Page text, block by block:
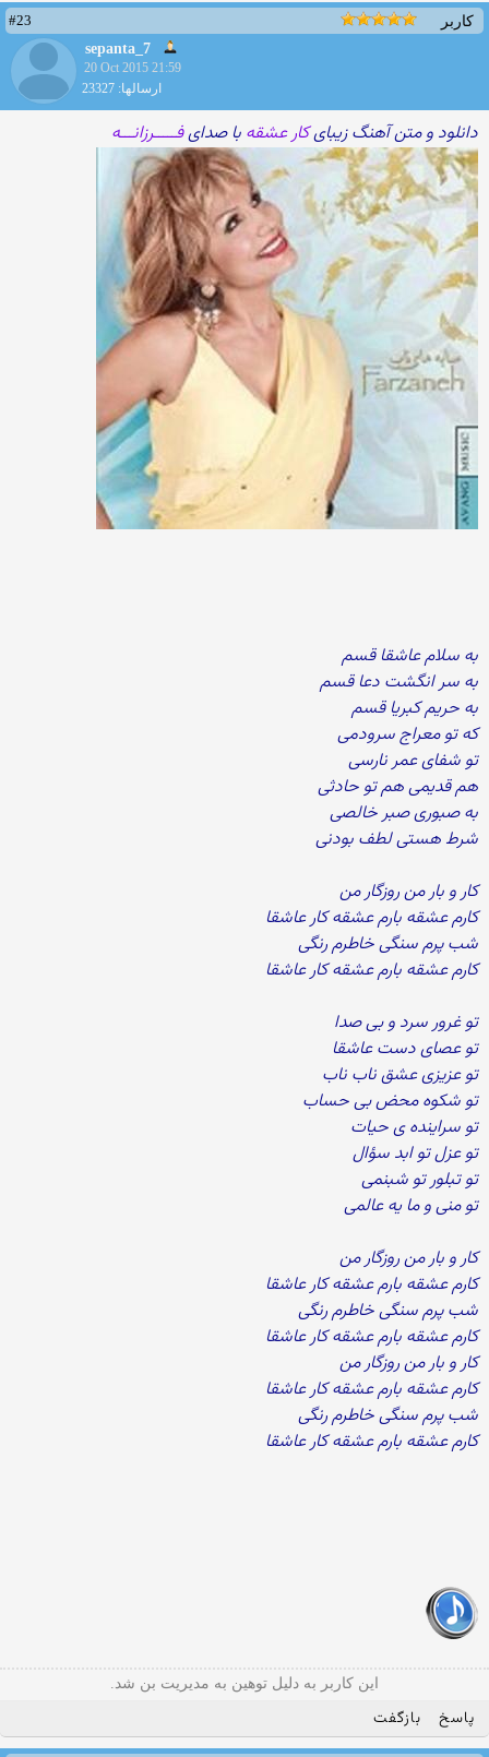
کاربر
#23
sepanta_7
20 Oct 2015 21:59
ارسالها: 23327
دانلود و متن آهنگ زیبایکار عشقه با صدایفـــــرزانـــه
به سلام عاشقا قسم
به سر انگشت دعا قسم
به حریم کبریا قسم
که تو معراج سرودمی
تو شفای عمر نارسی
هم قدیمی هم تو حادثی
به صبوری صبر خالصی
شرط هستی لطف بودنی
کار و بار من روزگار من
کارم عشقه بارم عشقه کار عاشقا
شب پرم سنگی خاطرم رنگی
کارم عشقه بارم عشقه کار عاشقا
تو غرور سرد و بی صدا
تو عصای دست عاشقا
تو عزیزی عشق ناب ناب
تو شکوه محض بی حساب
تو سراینده ی حیات
تو عزل تو ابد سؤال
تو تبلور تو شبنمی
تو منی و ما یه عالمی
کار و بار من روزگار من
کارم عشقه بارم عشقه کار عاشقا
شب پرم سنگی خاطرم رنگی
کارم عشقه بارم عشقه کار عاشقا
کار و بار من روزگار من
کارم عشقه بارم عشقه کار عاشقا
شب پرم سنگی خاطرم رنگی
کارم عشقه بارم عشقه کار عاشقا
این کاربر به دلیل توهین به مدیریت بن شد.
پاسخ بازگفت